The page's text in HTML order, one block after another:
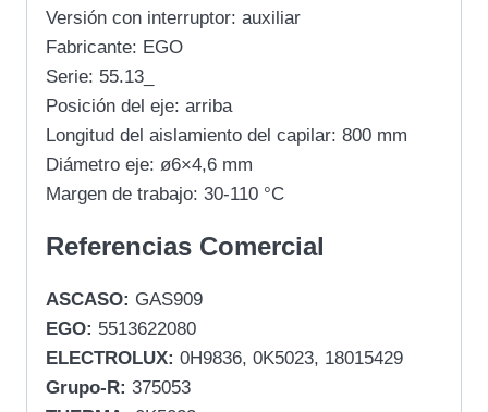
Versión con interruptor: auxiliar
Fabricante: EGO
Serie: 55.13_
Posición del eje: arriba
Longitud del aislamiento del capilar: 800 mm
Diámetro eje: ø6×4,6 mm
Margen de trabajo: 30-110 °C
Referencias Comercial
ASCASO: GAS909
EGO: 5513622080
ELECTROLUX: 0H9836, 0K5023, 18015429
Grupo-R: 375053